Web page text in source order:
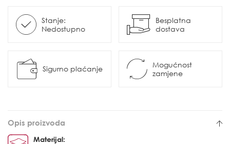
Stanje:
Nedostupno
Besplatna
dostava
Sigurno plaćanje
Mogućnost
zamjene
Opis proizvoda
Materijal: